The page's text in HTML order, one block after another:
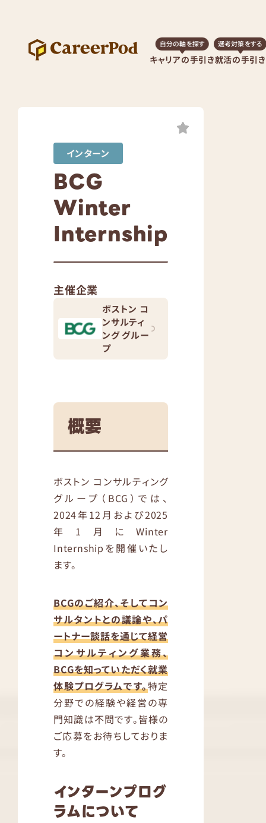
キャリアの手引き
自分の軸を探す
就活の手引き
選考対策をする
インターン
BCG
Winter
Internship
主催企業
ボストン コ
ンサルティ
ング グルー
プ
概要
ボストン コンサルティング
グループ（BCG）では、
2024年12月および2025
年1月にWinter
Internshipを開催いたし
ます。
BCGのご紹介、そしてコン
サルタントとの議論や、パ
ートナー談話を通じて経営
コンサルティング業務、
BCGを知っていただく就業
体験プログラムです。特定
分野での経験や経営の専
門知識は不問です。皆様の
ご応募をお待ちしておりま
す。
インターンプログ
ラムについて